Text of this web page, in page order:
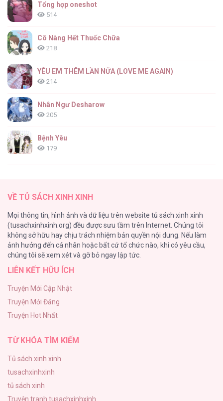
– Chap 4
– Chap 3
– Chap 2
– Chap 1
Tổng hợp oneshot
514
Cô Nàng Hết Thuốc Chữa
218
YÊU EM THÊM LẦN NỮA (LOVE ME AGAIN)
214
Nhân Ngư Desharow
205
Bệnh Yêu
179
135
Đứa Nhỏ Không Phải Là Con Anh
124
Vương Miện Lục Bảo
Mùa Xuân Hoa Nở
103
VỀ TỦ SÁCH XINH XINH
Mọi thông tin, hình ảnh và dữ liệu trên website tủ sách xinh xinh
(tusachxinhxinh.org) đều được sưu tầm trên Internet. Chúng tôi
không sở hữu hay chịu trách nhiệm bản quyền nội dung. Nếu làm
ảnh hưởng đến cá nhân hoặc bất cứ tổ chức nào, khi có yêu cầu,
chúng tôi sẽ xem xét và gỡ bỏ ngay lập tức.
LIÊN KẾT HỮU ÍCH
Truyện Mới Cập Nhật
Truyện Mới Đăng
Truyện Hot Nhất
TỪ KHÓA TÌM KIẾM
Tủ sách xinh xinh
tusachxinhxinh
tủ sách xinh
Truyện tranh tusachxinhxinh